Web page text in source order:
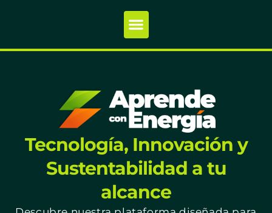
Tecnología, Innovación y
Sustentabilidad a tu
alcance